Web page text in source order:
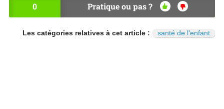
0 Pratique ou pas ?
OU
NO
N
Les catégories relatives à cet article : santé de l'enfant